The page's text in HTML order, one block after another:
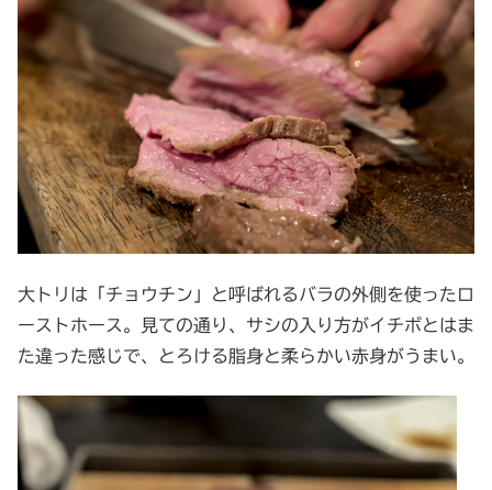
大トリは「チョウチン」と呼ばれるバラの外側を使ったロ
ーストホース。見ての通り、サシの入り方がイチボとはま
た違った感じで、とろける脂身と柔らかい赤身がうまい。